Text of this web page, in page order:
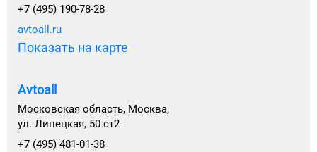
+7 (495) 190-78-28
avtoall.ru
Показать на карте
Avtoall
Московская область, Москва,
ул. Липецкая, 50 ст2
+7 (495) 481-01-38